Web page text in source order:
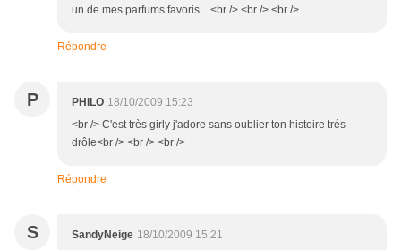
un de mes parfums favoris....<br /> <br /> <br />
Répondre
P PHILO 18/10/2009 15:23
<br /> C'est très girly j'adore sans oublier ton histoire trés
drôle<br /> <br /> <br />
Répondre
S SandyNeige 18/10/2009 15:21